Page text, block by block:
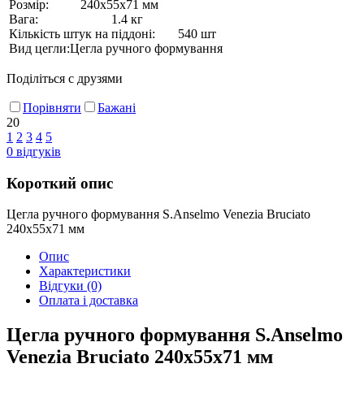
Розмір:
240х55х71 мм
Вага:
1.4 кг
Кількість штук на піддоні:
540 шт
Вид цегли:Цегла ручного формування
Поділіться с друзями
Порівняти
Бажані
20
1 2 3 4 5
0 відгуків
Короткий опис
Цегла ручного формування S.Anselmo Venezia Bruciato
240х55х71 мм
Опис
Характеристики
Відгуки (0)
Оплата і доставка
Цегла ручного формування S.Anselmo
Venezia Bruciato 240х55х71 мм